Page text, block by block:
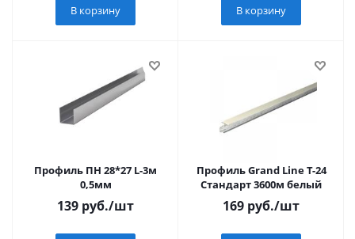
В корзину В корзину
Профиль ПН 28*27 L-3м
0,5мм
139 руб./шт
Профиль Grand Line Т-24
Стандарт 3600м белый
169 руб./шт